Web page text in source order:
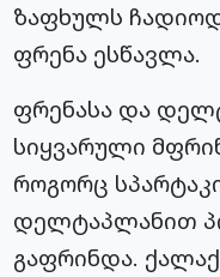
ზაფხულს
ფრენა ესწავლა.
ფრენასა და
სიყვარული
როგორც
დელტაპლანით
გაფრინდა.